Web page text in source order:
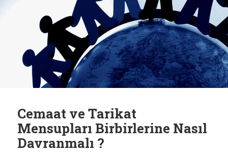
Cemaat ve Tarikat
Mensupları Birbirlerine Nasıl
Davranmalı ?